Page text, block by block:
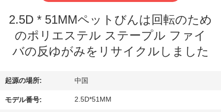
ビ
私
2.5D * 51MMペットびんは回転のため
のポリエステル ステープル ファイ
バの反ゆがみをリサイクルしました
起源の場所: 中国
モデル番号: 2.5D*51MM